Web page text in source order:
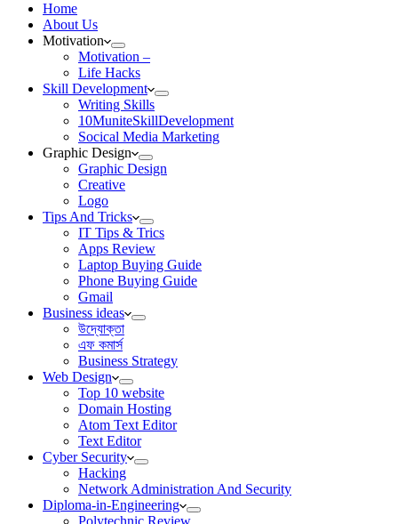
Home
About Us
Motivation
Motivation –
Life Hacks
Skill Development
Writing Skills
10MuniteSkillDevelopment
Socical Media Marketing
Graphic Design
Graphic Design
Creative
Logo
Tips And Tricks
IT Tips & Trics
Apps Review
Laptop Buying Guide
Phone Buying Guide
Gmail
Business ideas
উদ্যোক্তা
এফ কমার্স
Business Strategy
Web Design
Top 10 website
Domain Hosting
Atom Text Editor
Text Editor
Cyber Security
Hacking
Network Administration And Security
Diploma-in-Engineering
Polytechnic Review